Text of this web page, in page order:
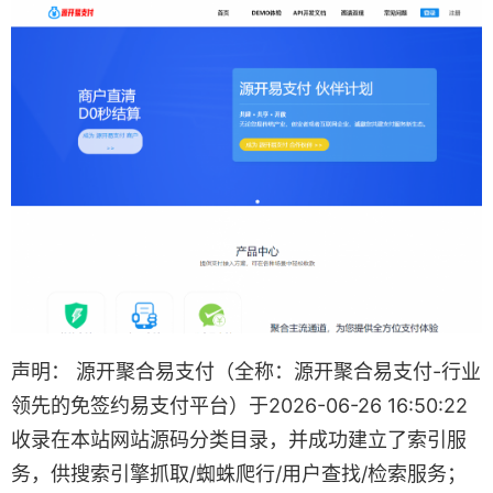
声明： 源开聚合易支付（全称：源开聚合易支付-行业
领先的免签约易支付平台）于2026-06-26 16:50:22
收录在本站网站源码分类目录，并成功建立了索引服
务，供搜索引擎抓取/蜘蛛爬行/用户查找/检索服务；